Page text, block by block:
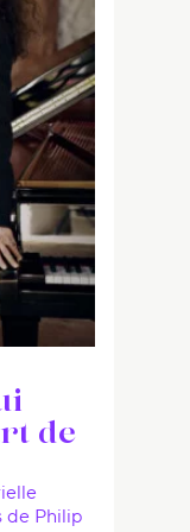
de
de Philip